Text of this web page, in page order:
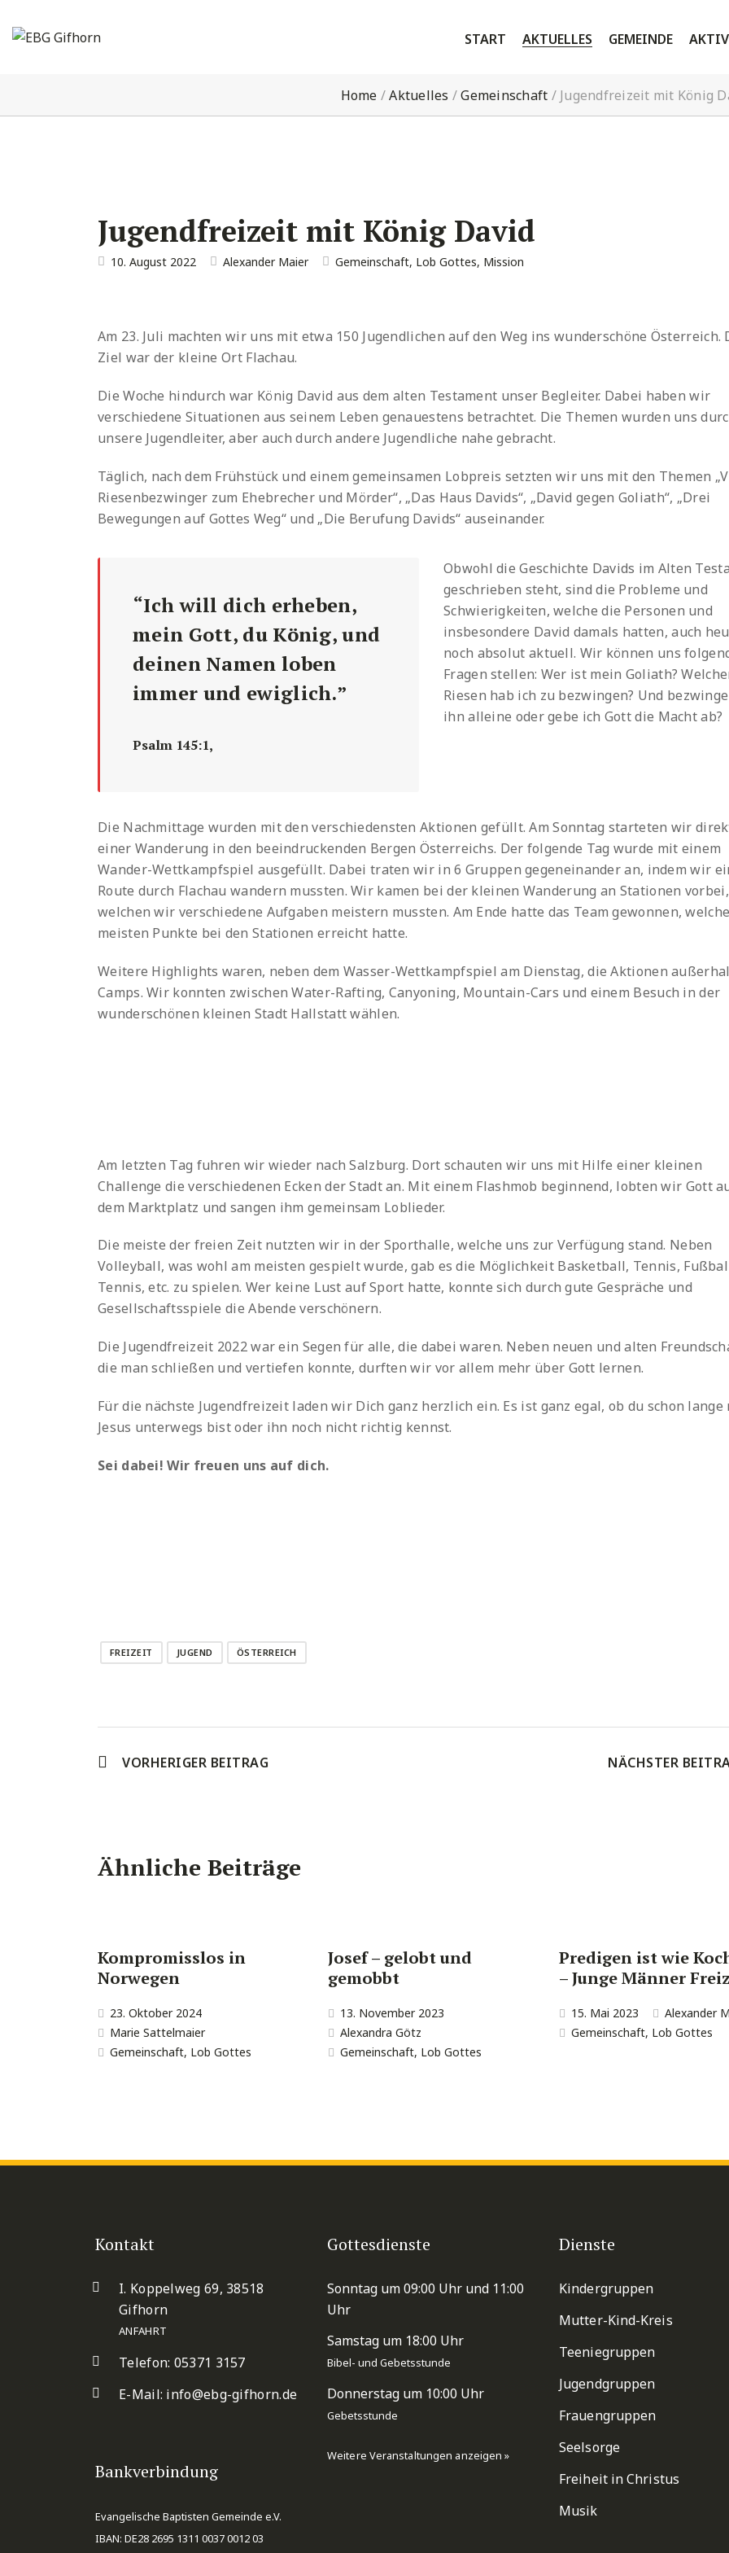
START AKTUELLES GEMEINDE
Home /Aktuelles /Gemeinschaft / Jugendfreizeit mit König
Jugendfreizeit mit König David
10. August 2022 Alexander Maier Gemeinschaft, Lob Gottes, Mission
Am 23. Juli machten wir uns mit etwa 150 Jugendlichen auf den Weg ins wunderschöne Österreich.
Ziel war der kleine Ort Flachau.
Die Woche hindurch war König David aus dem alten Testament unser Begleiter. Dabei haben wir
verschiedene Situationen aus seinem Leben genauestens betrachtet. Die Themen wurden uns
unsere Jugendleiter, aber auch durch andere Jugendliche nahe gebracht.
Täglich, nach dem Frühstück und einem gemeinsamen Lobpreis setzten wir uns mit den Themen
Riesenbezwinger zum Ehebrecher und Mörder“, „Das Haus Davids“, „David gegen Goliath“, „Drei
Bewegungen auf Gottes Weg“ und „Die Berufung Davids“ auseinander.
“Ich will dich erheben,
mein Gott, du König, und
deinen Namen loben
immer und ewiglich.”
Psalm 145:1,
Obwohl die Geschichte Davids im Alten
geschrieben steht, sind die Probleme und
Schwierigkeiten, welche die Personen und
insbesondere David damals hatten, auch
noch absolut aktuell. Wir können uns
Fragen stellen: Wer ist mein Goliath?
Riesen hab ich zu bezwingen? Und
ihn alleine oder gebe ich Gott die Macht ab?
Die Nachmittage wurden mit den verschiedensten Aktionen gefüllt. Am Sonntag starteten wir
einer Wanderung in den beeindruckenden Bergen Österreichs. Der folgende Tag wurde mit einem
Wander-Wettkampfspiel ausgefüllt. Dabei traten wir in 6 Gruppen gegeneinander an, indem wir
Route durch Flachau wandern mussten. Wir kamen bei der kleinen Wanderung an Stationen
welchen wir verschiedene Aufgaben meistern mussten. Am Ende hatte das Team gewonnen,
meisten Punkte bei den Stationen erreicht hatte.
Weitere Highlights waren, neben dem Wasser-Wettkampfspiel am Dienstag, die Aktionen
Camps. Wir konnten zwischen Water-Rafting, Canyoning, Mountain-Cars und einem Besuch in der
wunderschönen kleinen Stadt Hallstatt wählen.
Am letzten Tag fuhren wir wieder nach Salzburg. Dort schauten wir uns mit Hilfe einer kleinen
Challenge die verschiedenen Ecken der Stadt an. Mit einem Flashmob beginnend, lobten wir Gott
dem Marktplatz und sangen ihm gemeinsam Loblieder.
Die meiste der freien Zeit nutzten wir in der Sporthalle, welche uns zur Verfügung stand. Neben
Volleyball, was wohl am meisten gespielt wurde, gab es die Möglichkeit Basketball, Tennis,
Tennis, etc. zu spielen. Wer keine Lust auf Sport hatte, konnte sich durch gute Gespräche und
Gesellschaftsspiele die Abende verschönern.
Die Jugendfreizeit 2022 war ein Segen für alle, die dabei waren. Neben neuen und alten
die man schließen und vertiefen konnte, durften wir vor allem mehr über Gott lernen.
Für die nächste Jugendfreizeit laden wir Dich ganz herzlich ein. Es ist ganz egal, ob du schon lange
Jesus unterwegs bist oder ihn noch nicht richtig kennst.
Sei dabei! Wir freuen uns auf dich.
FREIZEIT JUGEND ÖSTERREICH
VORHERIGER BEITRAG NÄCHSTER
Ähnliche Beiträge
Kompromisslos in
Norwegen
23. Oktober 2024
Marie Sattelmaier
Gemeinschaft, Lob Gottes
Josef – gelobt und
gemobbt
13. November 2023
Alexandra Götz
Gemeinschaft, Lob Gottes
Predigen ist wie
– Junge Männer
15. Mai 2023
Alexander
Gemeinschaft, Lob Gottes
Kontakt
I. Koppelweg 69, 38518
Gifhorn
ANFAHRT
Telefon: 05371 3157
E-Mail: info@ebg-gifhorn.de
Bankverbindung
Evangelische Baptisten Gemeinde e.V.
IBAN: DE28 2695 1311 0037 0012 03
Gottesdienste
Sonntag um 09:00 Uhr und 11:00
Uhr
Samstag um 18:00 Uhr
Bibel- und Gebetsstunde
Donnerstag um 10:00 Uhr
Gebetsstunde
Weitere Veranstaltungen anzeigen »
Dienste
Kindergruppen
Mutter-Kind-Kreis
Teeniegruppen
Jugendgruppen
Frauengruppen
Seelsorge
Freiheit in Christus
Musik